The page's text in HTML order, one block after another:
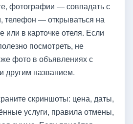
фотографии — совпадать с
телефон — открываться на
в карточке отеля. Если
посмотреть, не
фото в объявлениях с
другим названием.
скриншоты: цена, даты,
услуги, правила отмены,